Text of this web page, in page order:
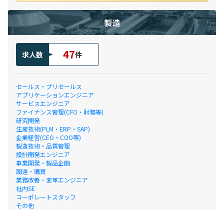
製造
求人数 47件
セールス・プリセールス
アプリケーションエンジニア
サービスエンジニア
ファイナンス管理(CFO・財務等)
研究開発
生産技術(PLM・ERP・SAP)
企業経営(CEO・COO等)
製造技術・品質管理
設計開発エンジニア
事業開発・製品企画
調達・購買
業務改善・変革エンジニア
社内SE
コーポレートスタッフ
その他